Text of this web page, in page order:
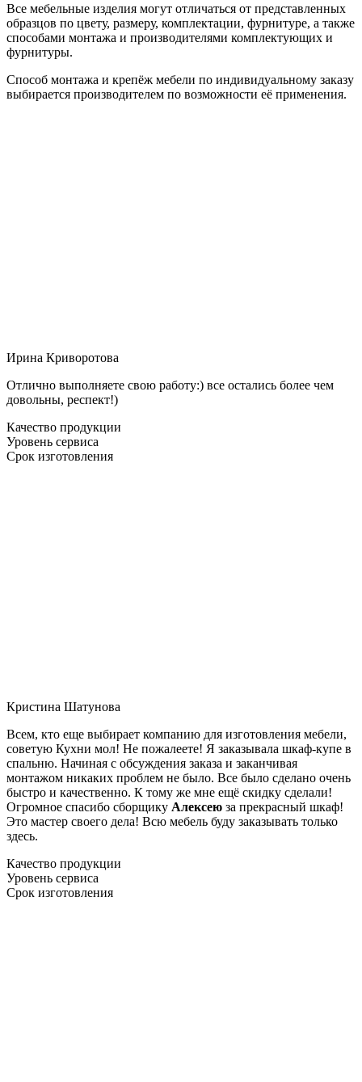
Все мебельные изделия могут отличаться от представленных
образцов по цвету, размеру, комплектации, фурнитуре, а также
способами монтажа и производителями комплектующих и
фурнитуры.
Способ монтажа и крепёж мебели по индивидуальному заказу
выбирается производителем по возможности её применения.
Ирина Криворотова
Отлично выполняете свою работу:) все остались более чем
довольны, респект!)
Качество продукции
Уровень сервиса
Срок изготовления
Кристина Шатунова
Всем, кто еще выбирает компанию для изготовления мебели,
советую Кухни мол! Не пожалеете! Я заказывала шкаф-купе в
спальню. Начиная с обсуждения заказа и заканчивая
монтажом никаких проблем не было. Все было сделано очень
быстро и качественно. К тому же мне ещё скидку сделали!
Огромное спасибо сборщику Алексею за прекрасный шкаф!
Это мастер своего дела! Всю мебель буду заказывать только
здесь.
Качество продукции
Уровень сервиса
Срок изготовления